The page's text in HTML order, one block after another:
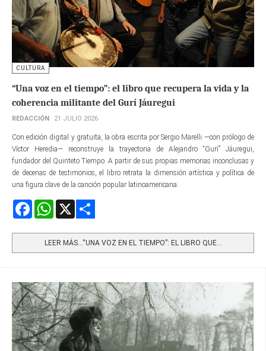
CULTURA
“Una voz en el tiempo”: el libro que recupera la vida y la
coherencia militante del Gurí Jáuregui
REDACCIÓN 21 JULIO 2026
Con edición digital y gratuita, la obra escrita por Sergio Marelli —con prólogo de
Víctor Heredia— reconstruye la trayectoria de Alejandro “Gurí” Jáuregui,
fundador del Quinteto Tiempo. A partir de sus propias memorias inconclusas y
de decenas de testimonios, el libro retrata la dimensión artística y política de
una figura clave de la canción popular latinoamericana.
FacebookWhatsApp
LEER MÁS…“UNA VOZ EN EL TIEMPO”: EL LIBRO QUE...